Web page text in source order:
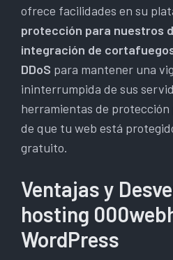
ofrece facilidades en su
protección para nuestros
integración de
DDoS para mantener una
ininterrumpida de sus
herramientas de protección
de que tu web está
gratuito.
Ventajas y
hosting
WordPress